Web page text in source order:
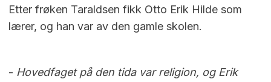
Etter frøken Taraldsen fikk Otto Erik Hilde som
lærer, og han var av den gamle skolen.
- Hovedfaget på den tida var religion, og Erik